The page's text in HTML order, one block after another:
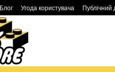
Блог Угода користувача Публічний